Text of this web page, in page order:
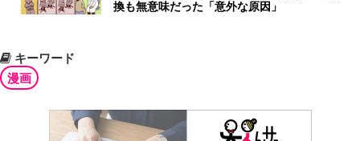
換も無意味だった「意外な原因」
キーワード
漫画